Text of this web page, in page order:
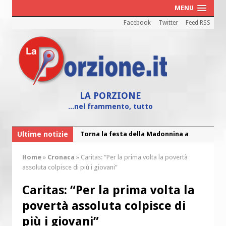
MENU
Facebook Twitter Feed RSS
LA PORZIONE
...nel frammento, tutto
Ultime notizie
Torna la festa della Madonnina a
Torna la festa di Sant’Andrea:
“Chiediamogli di legarci al bene”
“Chiediamo al Signore di capire ciò che
è buono, giusto e santo per la nostra
Colletta pro Venezuela: aderisce
Home » Cronaca » Caritas: “Per la prima volta la povertà
assoluta colpisce di più i giovani”
Caritas: “Per la prima volta la
povertà assoluta colpisce di
più i giovani”